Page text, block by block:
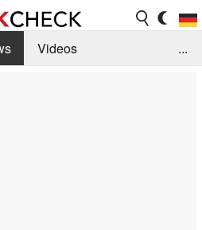
Videos
...